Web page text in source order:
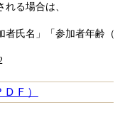
る場合は、
者氏名」「参加者年齢
Ｆ）